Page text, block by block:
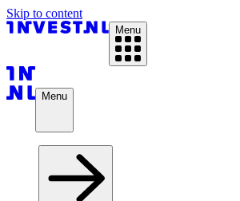
Skip to content
Menu
Menu